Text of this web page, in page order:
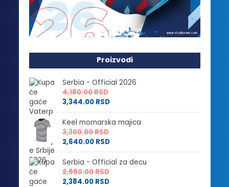
Proizvodi
Serbia - Official 2026
4,180.00RSD
3,344.00 RSD
Keel mornarska majica
3,300.00RSD
2,640.00 RSD
Serbia - Official za decu
2,980.00RSD
2,384.00 RSD